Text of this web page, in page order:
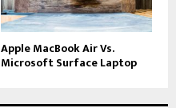
Apple MacBook Air Vs.
Microsoft Surface Laptop